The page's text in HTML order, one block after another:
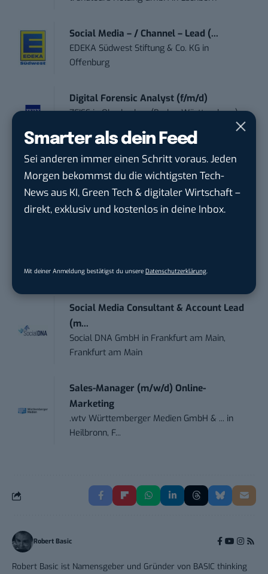
Smarter als dein Feed
Sei anderen immer einen Schritt voraus. Jeden
Morgen bekommst du die wichtigsten Tech-
News aus KI, Green Tech & digitaler Wirtschaft –
direkt, exklusiv und kostenlos in deine Inbox.
Mit deiner Anmeldung bestätigst du unsere Datenschutzerklärung.
Social Media – / Channel – Lead (...
EDEKA Südwest Stiftung & Co. KG in
Offenburg
Digital Forensic Analyst (f/m/d)
ZEISSinOberkochen (Baden-Württemberg),
Social Media Manager (w/m/d)
ENERVIE - Südwestfalen Energie und Wasser
AG inHagen
Offenburg
Social Media Consultant & Account Lead
(m...
Social DNA GmbH in Frankfurt am Main,
Frankfurt am Main
Sales-Manager (m/w/d) Online-
Marketing
.wtv Württemberger Medien GmbH & ... in
Heilbronn, F...
Robert Basic
Robert Basic ist Namensgeber und Gründer von BASIC thinking